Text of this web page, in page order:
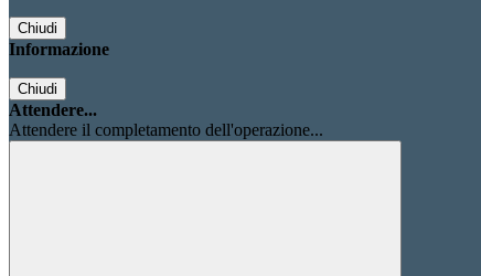
Chiudi
Informazione
Chiudi
Attendere...
Attendere il completamento dell'operazione...